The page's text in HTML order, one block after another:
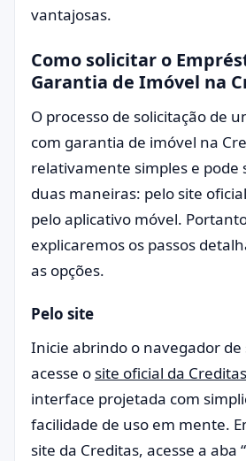
vantajosas.
Como solicitar o
Garantia de Imóvel na
O processo de solicitação de
com garantia de imóvel na
relativamente simples e pode
duas maneiras: pelo site
pelo aplicativo móvel.
explicaremos os passos
as opções.
Pelo site
Inicie abrindo o navegador de
acesse o site oficial da Creditas
interface projetada com
facilidade de uso em mente.
site da Creditas, acesse a aba